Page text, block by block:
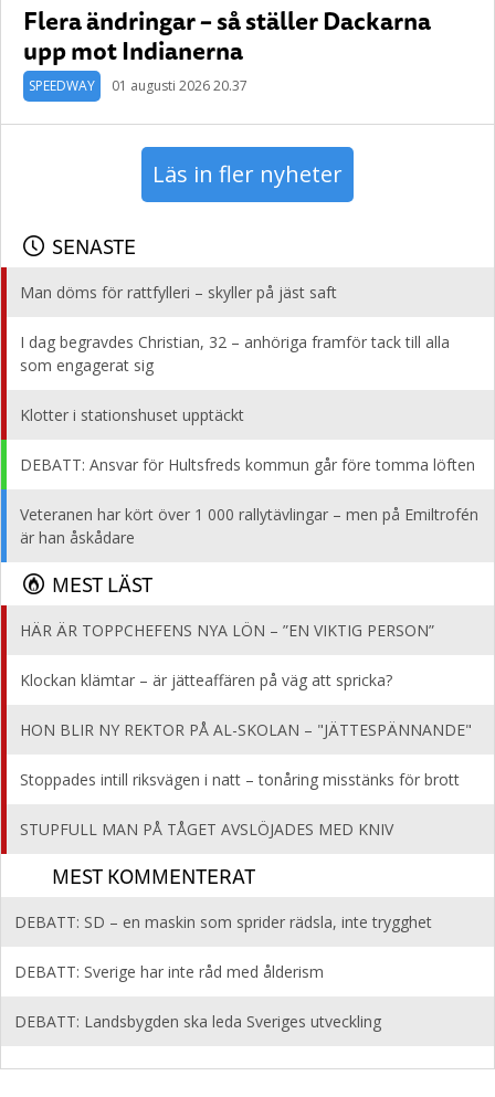
Flera ändringar – så ställer Dackarna
upp mot Indianerna
SPEEDWAY 01 augusti 2026 20.37
Läs in fler nyheter
SENASTE
Man döms för rattfylleri – skyller på jäst saft
I dag begravdes Christian, 32 – anhöriga framför tack till alla
som engagerat sig
Klotter i stationshuset upptäckt
DEBATT: Ansvar för Hultsfreds kommun går före tomma löften
Veteranen har kört över 1 000 rallytävlingar – men på Emiltrofén
är han åskådare
MEST LÄST
HÄR ÄR TOPPCHEFENS NYA LÖN – ”EN VIKTIG PERSON”
Klockan klämtar – är jätteaffären på väg att spricka?
HON BLIR NY REKTOR PÅ AL-SKOLAN – "JÄTTESPÄNNANDE"
Stoppades intill riksvägen i natt – tonåring misstänks för brott
STUPFULL MAN PÅ TÅGET AVSLÖJADES MED KNIV
MEST KOMMENTERAT
DEBATT: SD – en maskin som sprider rädsla, inte trygghet
DEBATT: Sverige har inte råd med ålderism
DEBATT: Landsbygden ska leda Sveriges utveckling